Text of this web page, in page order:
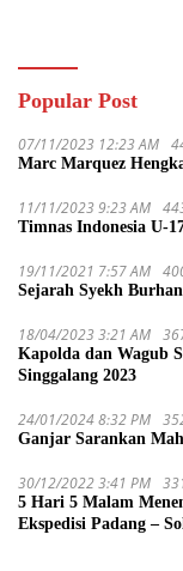
Popular Post
07/11/2023 12:23 AM
Marc Marquez
11/11/2023 9:23 AM
Timnas Indonesia U-
19/11/2021 7:57 AM
Sejarah Syekh
18/04/2023 3:21 AM
Kapolda dan Wagub
Singgalang 2023
24/01/2024 8:32 PM
Ganjar Sarankan
30/12/2022 3:41 PM
5 Hari 5 Malam
Ekspedisi Padang –